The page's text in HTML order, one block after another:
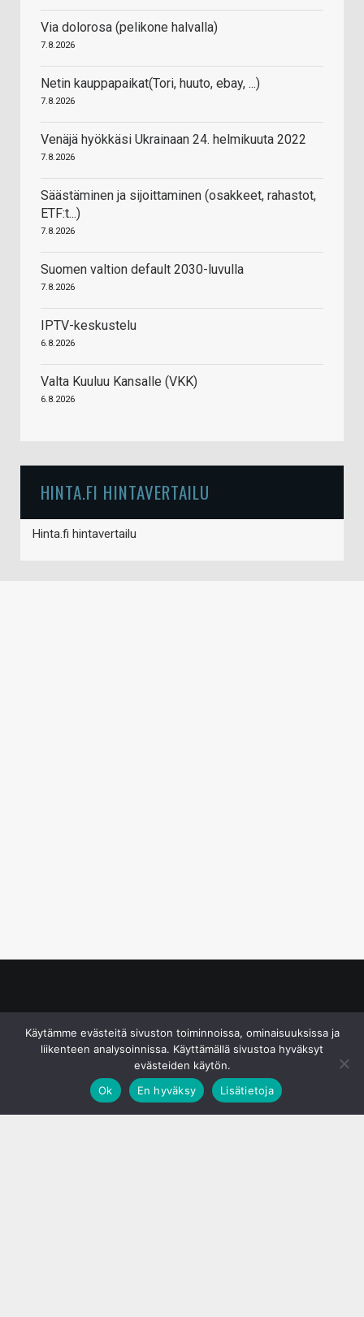
Via dolorosa (pelikone halvalla)
7.8.2026
Netin kauppapaikat(Tori, huuto, ebay, ...)
7.8.2026
Venäjä hyökkäsi Ukrainaan 24. helmikuuta 2022
7.8.2026
Säästäminen ja sijoittaminen (osakkeet, rahastot,
ETF:t...)
7.8.2026
Suomen valtion default 2030-luvulla
7.8.2026
IPTV-keskustelu
6.8.2026
Valta Kuuluu Kansalle (VKK)
6.8.2026
HINTA.FI HINTAVERTAILU
Hinta.fi hintavertailu
Käytämme evästeitä sivuston toiminnoissa, ominaisuuksissa ja
liikenteen analysoinnissa. Käyttämällä sivustoa hyväksyt
evästeiden käytön.
Ok
En hyväksy Lisätietoja